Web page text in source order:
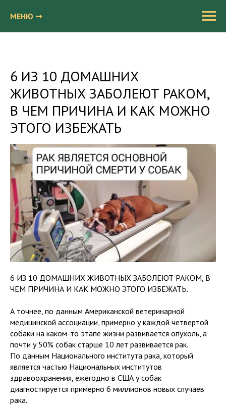
МЕНЮ ➞
6 ИЗ 10 ДОМАШНИХ
ЖИВОТНЫХ ЗАБОЛЕЮТ РАКОМ,
В ЧЕМ ПРИЧИНА И КАК МОЖНО
ЭТОГО ИЗБЕЖАТЬ
6 ИЗ 10 ДОМАШНИХ ЖИВОТНЫХ ЗАБОЛЕЮТ РАКОМ, В
ЧЕМ ПРИЧИНА И КАК МОЖНО ЭТОГО ИЗБЕЖАТЬ.
А точнее, по данным Американской ветеринарной
медицинской ассоциации, примерно у каждой четвертой
собаки на каком-то этапе жизни развивается опухоль, а
почти у 50% собак старше 10 лет развивается рак.
По данным Национального института рака, который
является частью Национальных институтов
здравоохранения, ежегодно в США у собак
диагностируется примерно 6 миллионов новых случаев
рака.